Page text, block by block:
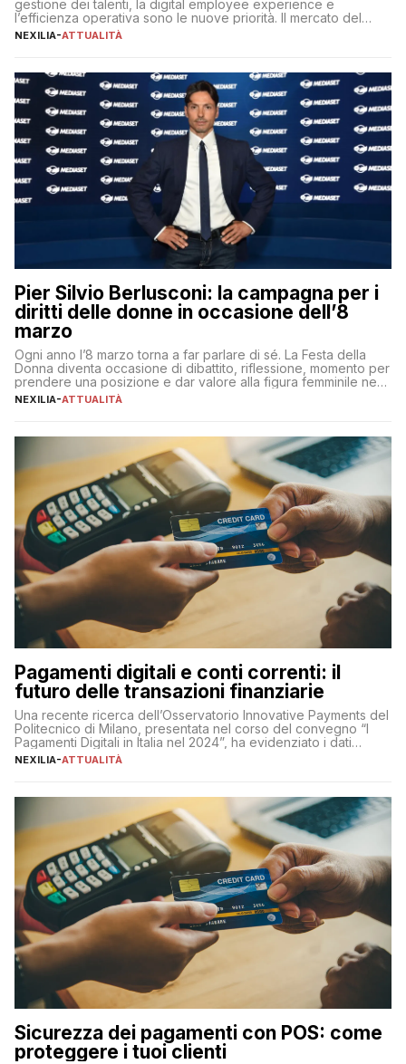
gestione dei talenti, la digital employee experience e
l’efficienza operativa sono le nuove priorità. Il mercato del
lavoro, d’altra parte, è sempre più competitivo con una lotta
NEXILIA-ATTUALITÀ
Pier Silvio Berlusconi: la campagna per i
diritti delle donne in occasione dell’8
marzo
Ogni anno l’8 marzo torna a far parlare di sé. La Festa della
Donna diventa occasione di dibattito, riflessione, momento per
prendere una posizione e dar valore alla figura femminile nella
sua complessità e crucialità. A lanciare un messaggio “forte e
NEXILIA-ATTUALITÀ
Pagamenti digitali e conti correnti: il
futuro delle transazioni finanziarie
Una recente ricerca dell’Osservatorio Innovative Payments del
Politecnico di Milano, presentata nel corso del convegno “I
Pagamenti Digitali in Italia nel 2024”, ha evidenziato i dati
definitivi del primo semestre 2024 relativamente alle
NEXILIA-ATTUALITÀ
Sicurezza dei pagamenti con POS: come
proteggere i tuoi clienti